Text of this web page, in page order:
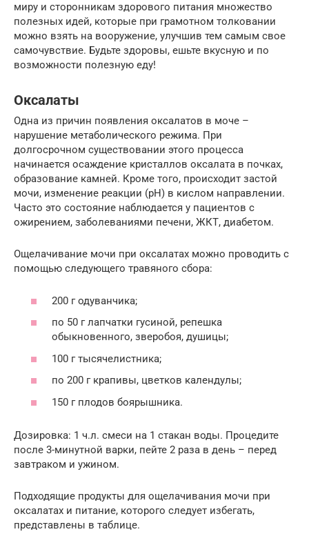
миру и сторонникам здорового питания множество
полезных идей, которые при грамотном толковании
можно взять на вооружение, улучшив тем самым свое
самочувствие. Будьте здоровы, ешьте вкусную и по
возможности полезную еду!
Оксалаты
Одна из причин появления оксалатов в моче –
нарушение метаболического режима. При
долгосрочном существовании этого процесса
начинается осаждение кристаллов оксалата в почках,
образование камней. Кроме того, происходит застой
мочи, изменение реакции (рН) в кислом направлении.
Часто это состояние наблюдается у пациентов с
ожирением, заболеваниями печени, ЖКТ, диабетом.
Ощелачивание мочи при оксалатах можно проводить с
помощью следующего травяного сбора:
200 г одуванчика;
по 50 г лапчатки гусиной, репешка
обыкновенного, зверобоя, душицы;
100 г тысячелистника;
по 200 г крапивы, цветков календулы;
150 г плодов боярышника.
Дозировка: 1 ч.л. смеси на 1 стакан воды. Процедите
после 3-минутной варки, пейте 2 раза в день – перед
завтраком и ужином.
Подходящие продукты для ощелачивания мочи при
оксалатах и питание, которого следует избегать,
представлены в таблице.